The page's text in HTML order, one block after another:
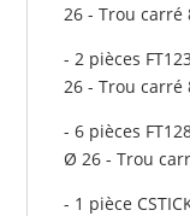
26 - Trou carré
- 2 pièces
26 - Trou carré
- 6 pièces
Ø 26 - Trou
- 1 pièce